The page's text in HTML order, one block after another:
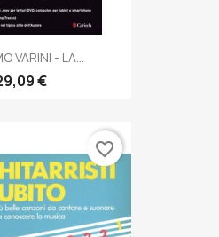
VARINI - LA...
€
favorite_border